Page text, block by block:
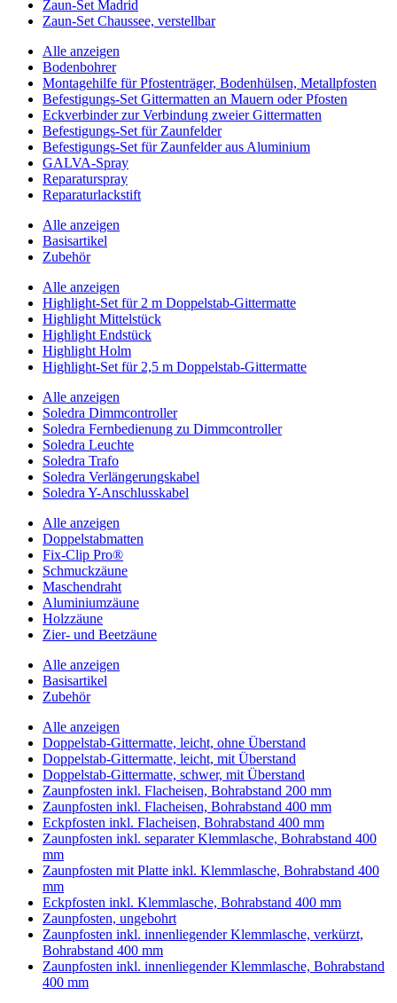
Zaun-Set Madrid
Zaun-Set Chaussee, verstellbar
Alle anzeigen
Bodenbohrer
Montagehilfe für Pfostenträger, Bodenhülsen, Metallpfosten
Befestigungs-Set Gittermatten an Mauern oder Pfosten
Eckverbinder zur Verbindung zweier Gittermatten
Befestigungs-Set für Zaunfelder
Befestigungs-Set für Zaunfelder aus Aluminium
GALVA-Spray
Reparaturspray
Reparaturlackstift
Alle anzeigen
Basisartikel
Zubehör
Alle anzeigen
Highlight-Set für 2 m Doppelstab-Gittermatte
Highlight Mittelstück
Highlight Endstück
Highlight Holm
Highlight-Set für 2,5 m Doppelstab-Gittermatte
Alle anzeigen
Soledra Dimmcontroller
Soledra Fernbedienung zu Dimmcontroller
Soledra Leuchte
Soledra Trafo
Soledra Verlängerungskabel
Soledra Y-Anschlusskabel
Alle anzeigen
Doppelstabmatten
Fix-Clip Pro®
Schmuckzäune
Maschendraht
Aluminiumzäune
Holzzäune
Zier- und Beetzäune
Alle anzeigen
Basisartikel
Zubehör
Alle anzeigen
Doppelstab-Gittermatte, leicht, ohne Überstand
Doppelstab-Gittermatte, leicht, mit Überstand
Doppelstab-Gittermatte, schwer, mit Überstand
Zaunpfosten inkl. Flacheisen, Bohrabstand 200 mm
Zaunpfosten inkl. Flacheisen, Bohrabstand 400 mm
Eckpfosten inkl. Flacheisen, Bohrabstand 400 mm
Zaunpfosten inkl. separater Klemmlasche, Bohrabstand 400
mm
Zaunpfosten mit Platte inkl. Klemmlasche, Bohrabstand 400
mm
Eckpfosten inkl. Klemmlasche, Bohrabstand 400 mm
Zaunpfosten, ungebohrt
Zaunpfosten inkl. innenliegender Klemmlasche, verkürzt,
Bohrabstand 400 mm
Zaunpfosten inkl. innenliegender Klemmlasche, Bohrabstand
400 mm